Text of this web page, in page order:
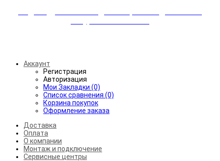
Аккаунт
Регистрация
Авторизация
Мои Закладки (0)
Список сравнения (0)
Корзина покупок
Оформление заказа
Доставка
Оплата
О компании
Монтаж и подключение
Сервисные центры